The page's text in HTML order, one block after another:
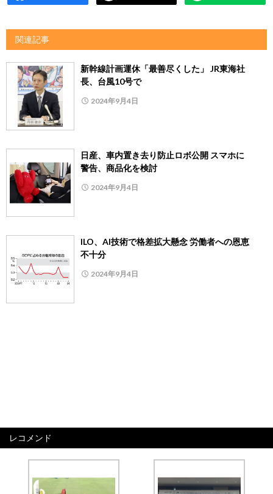
関連記事
新幹線計画運休「最善尽くした」 JR東海社
長、台風10号で
2024年9月4日
日産、車内置き去り防止ロボ公開 スマホに
警告、商品化を検討
2024年9月4日
ILO、AI技術で格差拡大懸念 労働者への恩恵
不十分
2024年9月4日
レコメンド